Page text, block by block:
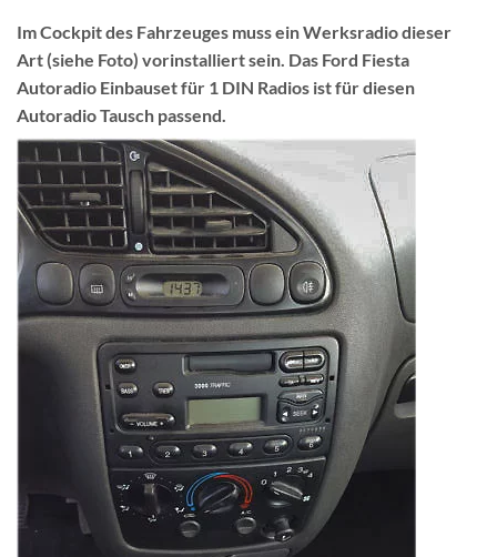
Im Cockpit des Fahrzeuges muss ein Werksradio dieser
Art (siehe Foto) vorinstalliert sein. Das Ford Fiesta
Autoradio Einbauset für 1 DIN Radios ist für diesen
Autoradio Tausch passend.